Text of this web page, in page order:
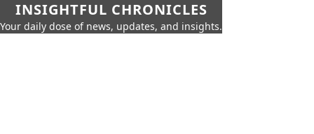
INSIGHTFUL CHRONICLES
Your daily dose of news, updates, and insights.